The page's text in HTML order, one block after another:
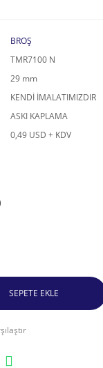
BROŞ
TMR7100 N
29 mm
KENDİ İMALATIMIZDIR
ASKI KAPLAMA
0,49 USD + KDV
SEPETE EKLE